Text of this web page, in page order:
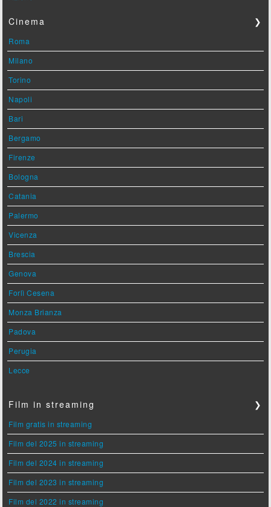
Cinema ❯
Roma
Milano
Torino
Napoli
Bari
Bergamo
Firenze
Bologna
Catania
Palermo
Vicenza
Brescia
Genova
Forlì Cesena
Monza Brianza
Padova
Perugia
Lecce
Film in streaming ❯
Film gratis in streaming
Film del 2025 in streaming
Film del 2024 in streaming
Film del 2023 in streaming
Film del 2022 in streaming